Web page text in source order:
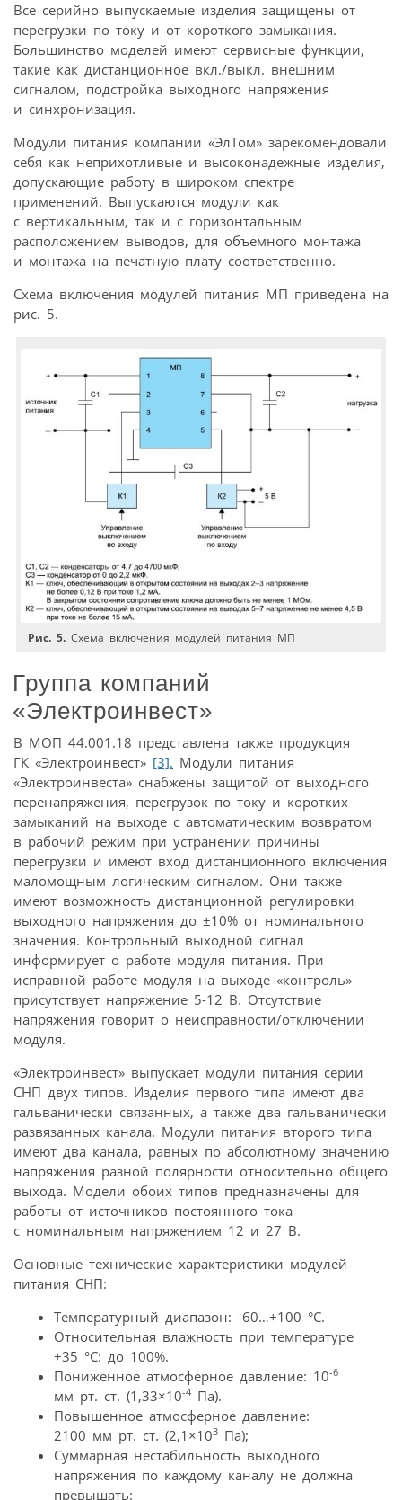
Все серийно выпускаемые изделия защищены от
перегрузки по току и от короткого замыкания.
Большинство моделей имеют сервисные функции,
такие как дистанционное вкл./выкл. внешним
сигналом, подстройка выходного напряжения
и синхронизация.
Модули питания компании «ЭлТом» зарекомендовали
себя как неприхотливые и высоконадежные изделия,
допускающие работу в широком спектре
применений. Выпускаются модули как
с вертикальным, так и с горизонтальным
расположением выводов, для объемного монтажа
и монтажа на печатную плату соответственно.
Схема включения модулей питания МП приведена на
рис. 5.
Рис. 5. Схема включения модулей питания МП
Группа компаний
«Электроинвест»
В МОП 44.001.18 представлена также продукция
ГК «Электроинвест» [3]. Модули питания
«Электроинвеста» снабжены защитой от выходного
перенапряжения, перегрузок по току и коротких
замыканий на выходе с автоматическим возвратом
в рабочий режим при устранении причины
перегрузки и имеют вход дистанционного включения
маломощным логическим сигналом. Они также
имеют возможность дистанционной регулировки
выходного напряжения до ±10% от номинального
значения. Контрольный выходной сигнал
информирует о работе модуля питания. При
исправной работе модуля на выходе «контроль»
присутствует напряжение 5-12 В. Отсутствие
напряжения говорит о неисправности/отключении
модуля.
«Электроинвест» выпускает модули питания серии
СНП двух типов. Изделия первого типа имеют два
гальванически связанных, а также два гальванически
развязанных канала. Модули питания второго типа
имеют два канала, равных по абсолютному значению
напряжения разной полярности относительно общего
выхода. Модели обоих типов предназначены для
работы от источников постоянного тока
с номинальным напряжением 12 и 27 В.
Основные технические характеристики модулей
питания СНП:
Температурный диапазон: -60…+100 °C.
Относительная влажность при температуре
+35 °C: до 100%.
Пониженное атмосферное давление: 10-6
мм рт. ст. (1,33×10-4 Па).
Повышенное атмосферное давление:
2100 мм рт. ст. (2,1×103 Па);
Суммарная нестабильность выходного
напряжения по каждому каналу не должна
превышать: